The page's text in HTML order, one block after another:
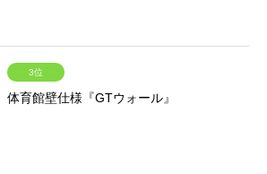
3位
体育館壁仕様『GTウォール』